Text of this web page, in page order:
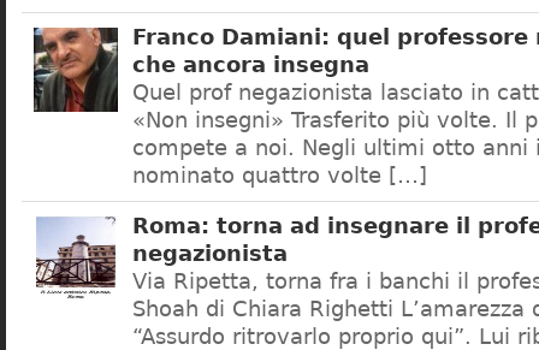
Franco Damiani: quel professore
che ancora insegna
Quel prof negazionista lasciato in
«Non insegni» Trasferito più volte. Il
compete a noi. Negli ultimi otto anni
nominato quattro volte […]
Roma: torna ad insegnare il
negazionista
Via Ripetta, torna fra i banchi il
Shoah di Chiara Righetti L’amarezza
“Assurdo ritrovarlo proprio qui”. Lui